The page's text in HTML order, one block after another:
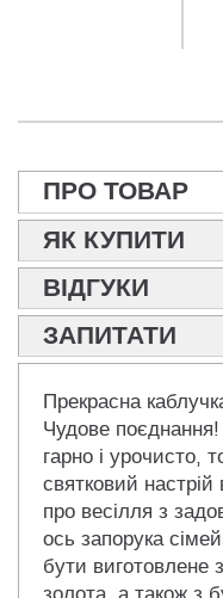
ПРО ТОВАР
ЯК КУПИТИ
ВІДГУКИ
ЗАПИТАТИ
Прекрасна
Чудове
гарно і урочисто,
святковий
про весілля з
ось запорука
бути виготовлене